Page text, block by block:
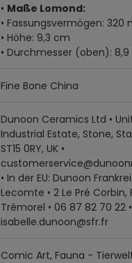
• Maße Lomond:
• Fassungsvermögen: 320
• Höhe: 9,3 cm
• Durchmesser (oben):
Fine Bone China
Dunoon Ceramics Ltd •
Industrial Estate, Stone,
ST15 0RY, UK •
• In der EU: Dunoon
Lecomte • 2 Le Pré Corbin,
Trémorel • 06 87 82 70 22 •
isabelle.dunoon@sfr.fr
Comic Art, Fauna -